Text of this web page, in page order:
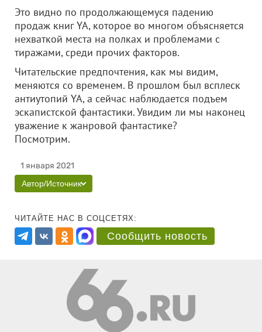
Это видно по продолжающемуся падению
продаж книг YA, которое во многом объясняется
нехваткой места на полках и проблемами с
тиражами, среди прочих факторов.
Читательские предпочтения, как мы видим,
меняются со временем. В прошлом был всплеск
антиутопий YA, а сейчас наблюдается подъем
эскапистской фантастики. Увидим ли мы наконец
уважение к жанровой фантастике?
Посмотрим.
1 января 2021
Автор/Источник
ЧИТАЙТЕ НАС В СОЦСЕТЯХ:
Сообщить новость